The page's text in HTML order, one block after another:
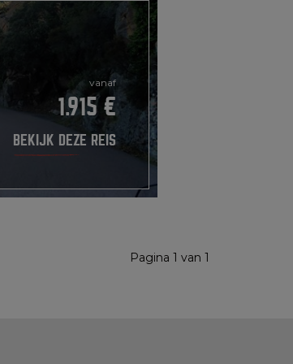
vanaf
1.915 €
BEKIJK DEZE REIS
Pagina 1 van 1